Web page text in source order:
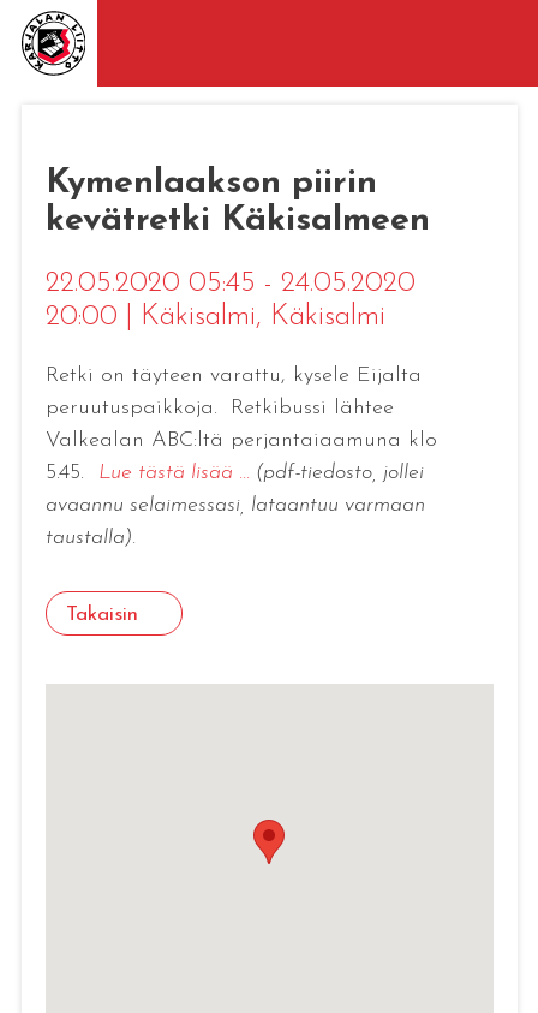
Kymenlaakson piirin
kevätretki Käkisalmeen
22.05.2020 05:45 - 24.05.2020
20:00
Käkisalmi, Käkisalmi
Retki on täyteen varattu, kysele Eijalta
peruutuspaikkoja.
Retkibussi lähtee
Valkealan ABC:ltä perjantaiaamuna klo
5.45. Lue tästä lisää ... (pdf-tiedosto, jollei
avaannu selaimessasi, lataantuu varmaan
taustalla).
Takaisin